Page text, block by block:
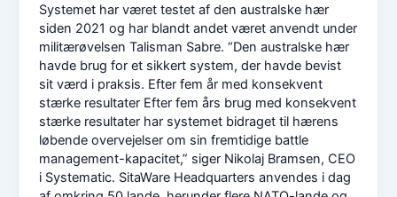
Systemet har været testet af den australske hær
siden 2021 og har blandt andet været anvendt under
militærøvelsen Talisman Sabre. “Den australske hær
havde brug for et sikkert system, der havde bevist
sit værd i praksis. Efter fem år med konsekvent
stærke resultater Efter fem års brug med konsekvent
stærke resultater har systemet bidraget til hærens
løbende overvejelser om sin fremtidige battle
management-kapacitet,” siger Nikolaj Bramsen, CEO
i Systematic. SitaWare Headquarters anvendes i dag